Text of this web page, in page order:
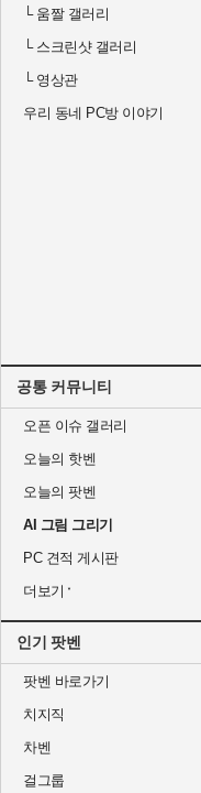
└움짤 갤러리
└스크린샷 갤러리
└영상관
우리 동네 PC방 이야기
공통 커뮤니티
오픈 이슈 갤러리
오늘의 핫벤
오늘의 팟벤
AI 그림 그리기
PC 견적 게시판
더보기
인기 팟벤
팟벤 바로가기
치지직
차벤
걸그룹